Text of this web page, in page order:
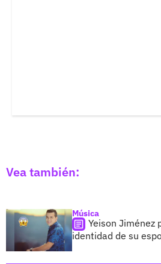
Vea también:
Música
Yeison Jiménez
identidad de su